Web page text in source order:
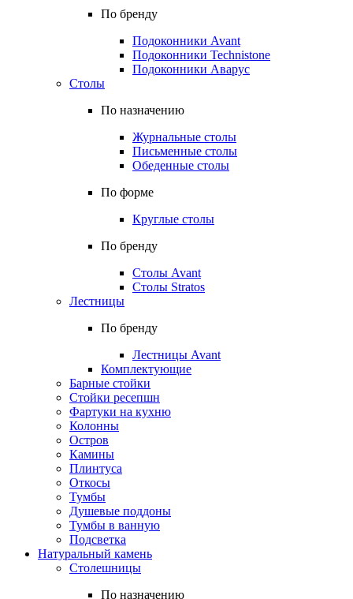
По бренду
Подоконники Avant
Подоконники Technistone
Подоконники Аварус
Столы
По назначению
Журнальные столы
Письменные столы
Обеденные столы
По форме
Круглые столы
По бренду
Столы Avant
Столы Stratos
Лестницы
По бренду
Лестницы Avant
Комплектующие
Барные стойки
Стойки ресепшн
Фартуки на кухню
Колонны
Остров
Камины
Плинтуса
Откосы
Тумбы
Душевые поддоны
Тумбы в ванную
Подсветка
Натуральный камень
Столешницы
По назначению